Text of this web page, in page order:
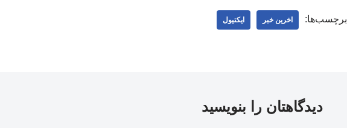
برچسب‌ها: اخرین خبر ایکتیول
دیدگاهتان را بنویسید